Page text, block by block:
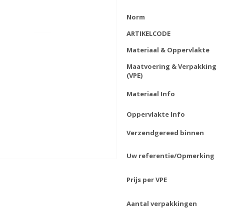
Norm
ARTIKELCODE
Materiaal & Oppervlakte
Maatvoering & Verpakking
(VPE)
Materiaal Info
Oppervlakte Info
Verzendgereed binnen
Uw referentie/Opmerking
Prijs per VPE
Aantal verpakkingen